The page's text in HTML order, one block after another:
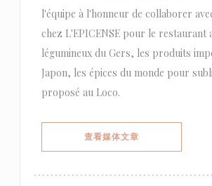
l'équipe à l'honneur de collaborer
chez L'EPICENSE pour le restaurant
légumineux du Gers, les produits
Japon, les épices du monde pour
proposé au Loco.
查看媒体文章((在新窗口中打开))